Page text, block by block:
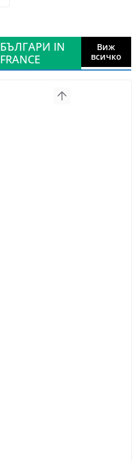
БЪЛГАРИ IN
FRANCE
Виж
всичко